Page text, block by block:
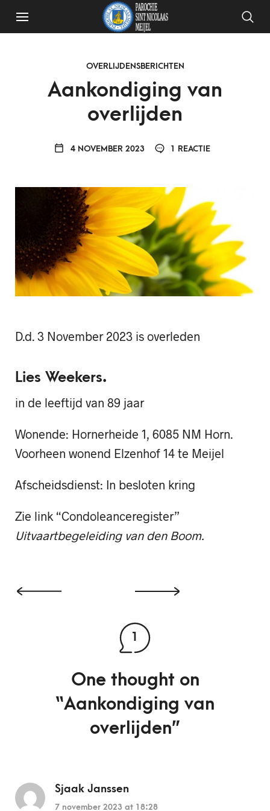
OVERLIJDENSBERICHTEN
Aankondiging van
overlijden
4 NOVEMBER 2023 1 REACTIE
D.d. 3 November 2023 is overleden
Lies Weekers.
in de leeftijd van 89 jaar
Wonende: Hornerheide 1, 6085 NM Horn.
Voorheen wonend Elzenhof 14 te Meijel
Afscheidsdienst: In besloten kring
Zie link “Condoleanceregister”
Uitvaartbegeleiding van den Boom.
1
One thought on
“Aankondiging van
overlijden”
Sjaak Janssen
7 november 2023 at 18:28